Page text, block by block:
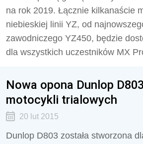
na rok 2019. Łącznie kilkanaście
niebieskiej linii YZ, od
zawodniczego YZ450, będzie
dla wszystkich uczestników MX
Nowa opona Dunlop
motocykli trialowych
20 lut 2015
Dunlop D803 została stworzona